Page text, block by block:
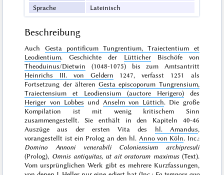
Sprache
Lateinisch
Beschreibung
Auch Gesta pontificum Tungrentium, Traiectentium et
Leodientium. Geschichte der LütticherBischöfe von
Theoduinus/Dietwin (1048-1075) bis zum Amtsantritt
Heinrichs III. von Geldern 1247, verfasst 1251 als
Fortsetzung der älterenGesta episcoporum Tungrensium,
Traiectensium et Leodiensium (auctore Herigero)des
Heriger von Lobbes und Anselm von Lüttich. Die große
Kompilation ist mit wenig kritischem Sinn
zusammengestellt. Sie enthält in den Kapiteln 40-46
Auszüge aus der ersten Vita des hl. Amandus,
vorangestellt ist ein Prolog an den hl. Anno von Köln. Inc.:
Domino Annoni venerabili Coloniensium archipresuli
(Prolog), Omnis antiquitas, ut ait oratorum maximus(Text).
Vom ursprünglichen Werk gibt es mehrere Kurzfassungen,